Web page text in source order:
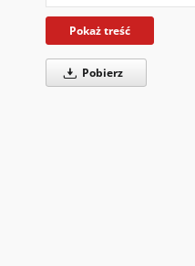
Pokaż treść
Pobierz